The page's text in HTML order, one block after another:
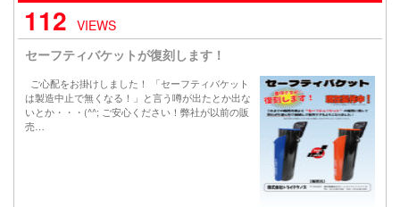
112 VIEWS
セーフティバケットが復刻します！
ご心配をお掛けしました！ 「セーフティバケット
は製造中止で無くなる！」と言う噂が出たとか出な
いとか・・・(^^; ご安心ください！弊社が以前の販
売…